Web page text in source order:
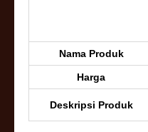
Nama Produk
Harga
Deskripsi Produk